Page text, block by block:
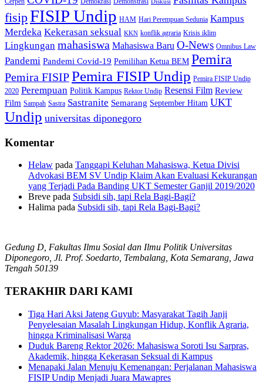
Diskusi
fisipFISIP Undip HAM Hari Perempuan Sedunia Kampus
Merdeka Kekerasan seksual KKN konflik agraria Krisis iklim
Lingkungan mahasiswa Mahasiswa Baru O-News Omnibus Law
Pandemi Pandemi Covid-19 Pemilihan Ketua BEM Pemira
Pemira FISIPPemira FISIP Undip Pemira FISIP Undip
2020 Perempuan Politik Kampus Rektor Undip Resensi Film Review
Film Sampah Sastra Sastranite Semarang September Hitam UKT
Undip universitas diponegoro
Komentar
Helaw pada Tanggapi Keluhan Mahasiswa, Ketua Divisi
Advokasi BEM SV Undip Klaim Akan Evaluasi Kekurangan
yang Terjadi Pada Banding UKT Semester Ganjil 2019/2020
Breve pada Subsidi sih, tapi Rela Bagi-Bagi?
Halima pada Subsidi sih, tapi Rela Bagi-Bagi?
Gedung D, Fakultas Ilmu Sosial dan Ilmu Politik Universitas
Diponegoro, Jl. Prof. Soedarto, Tembalang, Kota Semarang, Jawa
Tengah 50139
TERAKHIR DARI KAMI
Tiga Hari Aksi Jateng Guyub: Masyarakat Tagih Janji
Penyelesaian Masalah Lingkungan Hidup, Konflik Agraria,
hingga Kriminalisasi Warga
Duduk Bareng Rektor 2026: Mahasiswa Soroti Isu Sarpras,
Akademik, hingga Kekerasan Seksual di Kampus
Menapaki Jalan Menuju Kemenangan: Perjalanan Mahasiswa
FISIP Undip Menjadi Juara Mawapres